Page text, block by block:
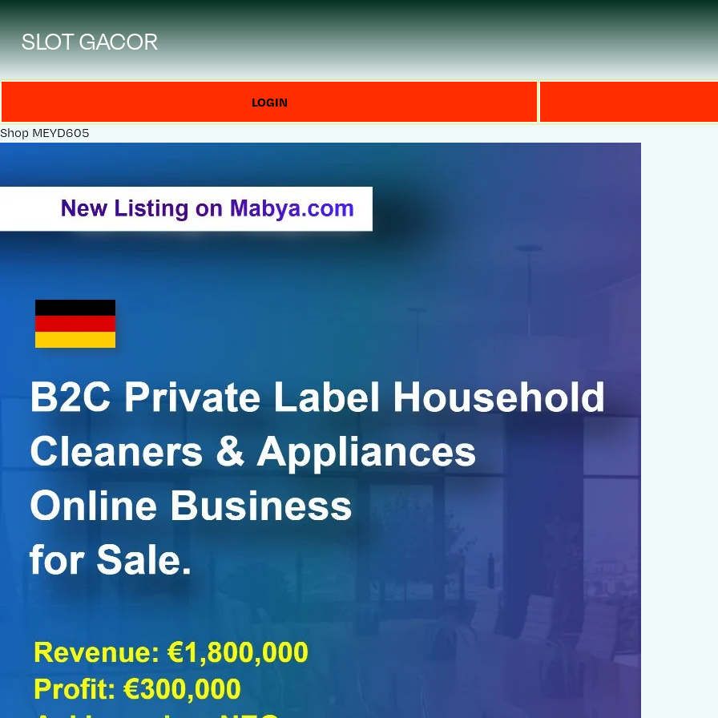
SLOT GACOR
LOGIN
Shop MEYD605